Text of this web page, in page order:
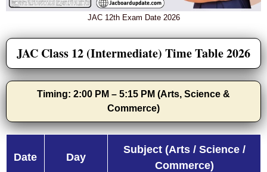
JAC 12th Exam Date 2026
JAC Class 12 (Intermediate) Time Table 2026
Timing: 2:00 PM – 5:15 PM (Arts, Science &
Commerce)
Date Day
Subject (Arts / Science /
Commerce)